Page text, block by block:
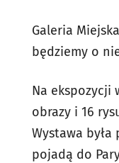
Galeria
będziemy o
Na ekspozycji
obrazy i 16
Wystawa była
pojadą do